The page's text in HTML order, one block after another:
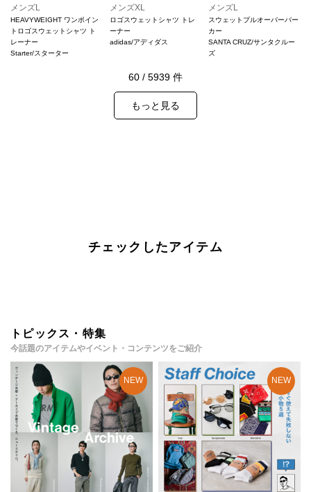
メンズL
HEAVYWEIGHT ワンポイン
トロゴスウェットシャツ ト
レーナー
Starter/スターター
メンズXL
ロゴスウェットシャツ トレ
ーナー
adidas/アディダス
メンズL
スウェットプルオーバーパー
カー
SANTA CRUZ/サンタクルー
ズ
60 / 5939 件
もっと見る
チェックしたアイテム
トピックス・特集
今話題のアイテムやイベント・コンテンツをご紹介